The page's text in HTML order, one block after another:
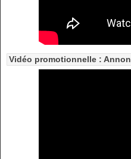
Vidéo promotionnelle :